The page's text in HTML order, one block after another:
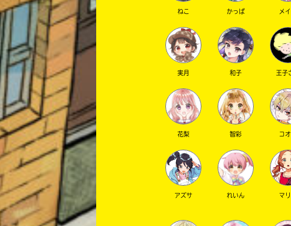
ねこ かっぱ メ
実月 和子 王子
花梨 智彩 コ
アズサ れいん マ